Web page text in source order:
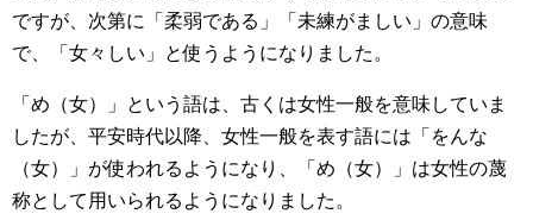
ですが、次第に「柔弱である」「未練がましい」の意味
で、「女々しい」と使うようになりました。
「め（女）」という語は、古くは女性一般を意味していま
したが、平安時代以降、女性一般を表す語には「をんな
（女）」が使われるようになり、「め（女）」は女性の蔑
称として用いられるようになりました。